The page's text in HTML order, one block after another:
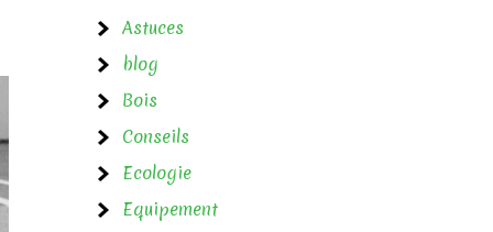
Astuces
blog
Bois
Conseils
Ecologie
Equipement